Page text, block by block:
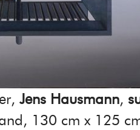
Jens Hausmann,
130 cm x 125